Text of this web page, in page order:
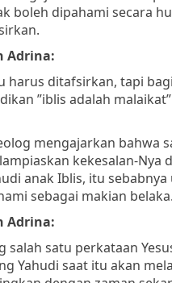
boleh dipahami secara
Adrina:
harus ditafsirkan, tapi
”iblis adalah
mengajarkan bahwa
kekesalan-Nya
anak Iblis, itu sebabnya
sebagai makian belaka.
Adrina:
salah satu perkataan
Yahudi saat itu akan